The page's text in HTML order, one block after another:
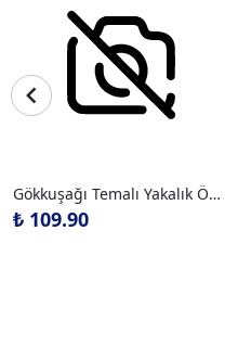
Gökkuşağı Temalı Yakalık Önlük
₺ 109.90